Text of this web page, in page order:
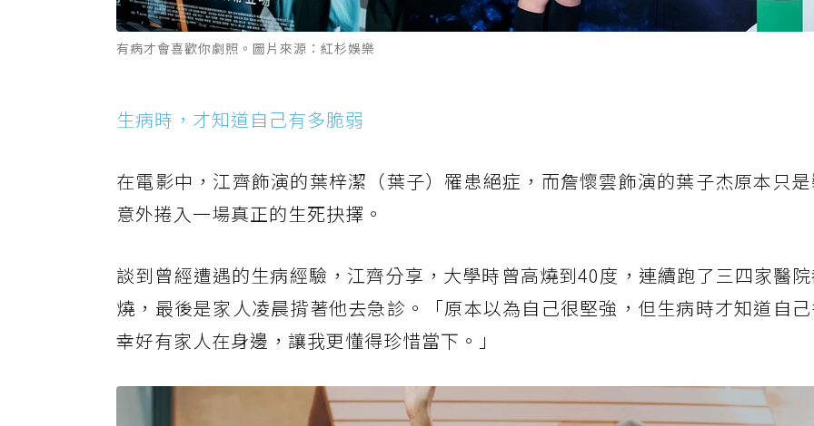
有病才會喜歡你劇照。圖片來源：紅杉娛樂
生病時，才知道自己有多脆弱
在電影中，江齊飾演的葉梓潔（葉子）罹患絕症，而詹懷雲飾演的葉子杰原本只
意外捲入一場真正的生死抉擇。
談到曾經遭遇的生病經驗，江齊分享，大學時曾高燒到40度，連續跑了三四家醫
燒，最後是家人凌晨揹著他去急診。「原本以為自己很堅強，但生病時才知道自
幸好有家人在身邊，讓我更懂得珍惜當下。」